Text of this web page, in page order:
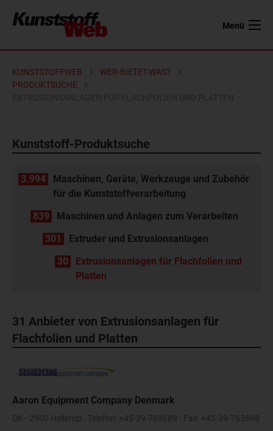
Menü
KUNSTSTOFFWEB
WER-BIETET-WAS?
PRODUKTSUCHE
Kunststoff-Produktsuche
3.994
Maschinen, Geräte, Werkzeuge und Zubehör
für die Kunststoffverarbeitung
839
Maschinen und Anlagen zum Verarbeiten
301
Extruder und Extrusionsanlagen
30
Extrusionsanlagen für Flachfolien und
Platten
31 Anbieter von Extrusionsanlagen für
Flachfolien und Platten
Aaron Equipment Company Denmark
DK - 2900 Hellerup · Telefon: +45-39-763689 · Fax: +45-39-763698